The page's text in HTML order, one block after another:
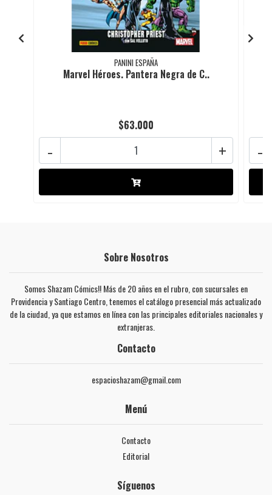
PANINI ESPAÑA
Marvel Héroes. Pantera Negra de C..
$63.000
+
- -
Sobre Nosotros
Somos Shazam Cómics!! Más de 20 años en el rubro, con sucursales en
Providencia y Santiago Centro, tenemos el catálogo presencial más actualizado
de la ciudad, ya que estamos en línea con las principales editoriales nacionales y
extranjeras.
Contacto
espacioshazam@gmail.com
Menú
Contacto
Editorial
Síguenos